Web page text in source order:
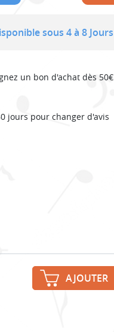
sous 4 à 8 Jours
un bon d'achat dès 50€
jours pour changer d'avis
AJOUTER